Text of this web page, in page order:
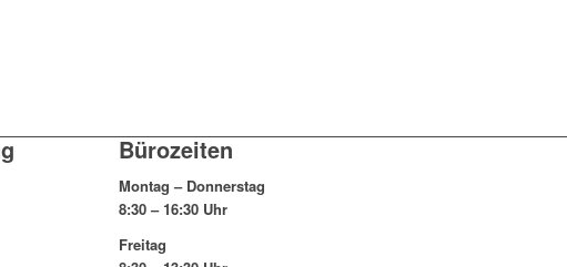
Bürozeiten
Montag – Donnerstag
8:30 – 16:30 Uhr
Freitag